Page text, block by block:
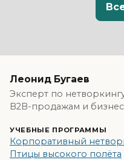
Леонид Бугаев
Эксперт по
B2B-продажам и
УЧЕБНЫЕ ПРОГРАММЫ
Корпоративный
Птицы высокого полёта